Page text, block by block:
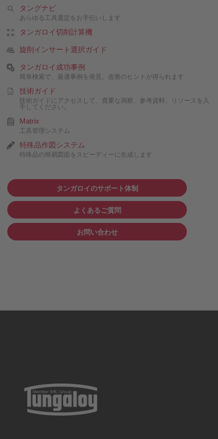
タングナビ
あらゆる工具選定をお手伝いします
タンガロイ切削計算機
旋削インサート選択ガイド
タンガロイ成功事例
簡単検索で、最適事例を発見。改善のヒントが得られます
技術ガイド
技術ガイドにアクセスして、貴重な洞察、参考資料、リソースを入
手してください。
Matrix
工具管理システム
特殊品作図システム
特殊品の簡易図面をスピーディーに生成します
タンガロイのサポート体制
よくあるご質問
お問い合わせ